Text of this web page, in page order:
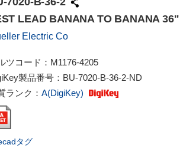
LEAD BANANA TO BANANA 36"
Electric Co
ツコード： M1176-4205
製品番号： BU-7020-B-36-2-ND
ランク： A(DigiKey)